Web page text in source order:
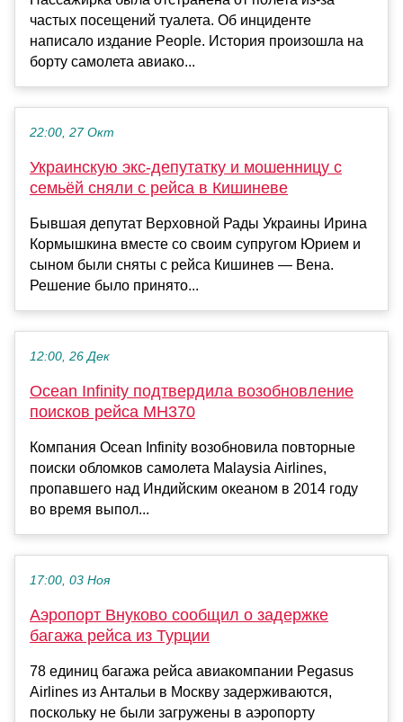
частых посещений туалета. Об инциденте
написало издание People. История произошла на
борту самолета авиако...
22:00, 27 Окт
Украинскую экс-депутатку и мошенницу с
семьёй сняли с рейса в Кишиневе
Бывшая депутат Верховной Рады Украины Ирина
Кормышкина вместе со своим супругом Юрием и
сыном были сняты с рейса Кишинев — Вена.
Решение было принято...
12:00, 26 Дек
Ocean Infinity подтвердила возобновление
поисков рейса MH370
Компания Ocean Infinity возобновила повторные
поиски обломков самолета Malaysia Airlines,
пропавшего над Индийским океаном в 2014 году
во время выпол...
17:00, 03 Ноя
Аэропорт Внуково сообщил о задержке
багажа рейса из Турции
78 единиц багажа рейса авиакомпании Pegasus
Airlines из Антальи в Москву задерживаются,
поскольку не были загружены в аэропорту